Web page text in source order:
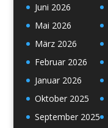
Juni 2026
Mai 2026
März 2026
Februar 2026
Januar 2026
Oktober 2025
September 2025